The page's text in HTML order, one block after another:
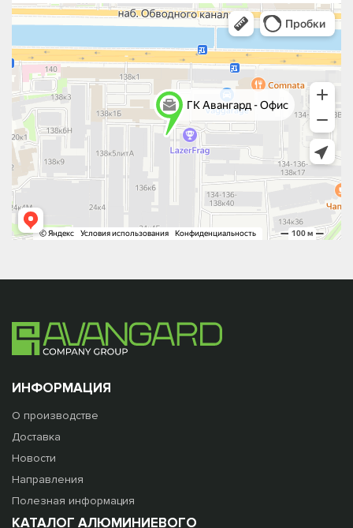
ИНФОРМАЦИЯ
О производстве
Доставка
Новости
Направления
Полезная информация
КАТАЛОГ АЛЮМИНИЕВОГО